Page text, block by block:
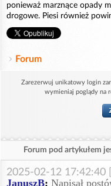
ponieważ marznące opady
drogowe. Piesi również
Forum
Zarezerwuj unikatowy login
wymieniaj poglądy na
Forum pod artykułem
2025-02-12 17:42:40
JanuszB: Napisał